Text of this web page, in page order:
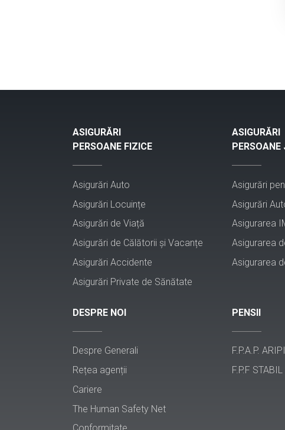
ASIGURĂRI
PERSOANE FIZICE
Asigurări Auto
Asigurări Locuințe
Asigurări de Viață
Asigurări de Călătorii și Vacanțe
Asigurări Accidente
Asigurări Private de Sănătate
ASIGURĂRI
PERSOANE
Asigurări
Asigurări
Asigurarea
Asigurarea
Asigurarea
DESPRE NOI
Despre Generali
Rețea agenții
Cariere
The Human Safety Net
PENSII
F.P.A.P.
F.P.F